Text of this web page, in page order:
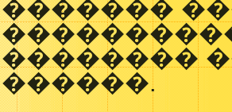
�������
��������
������.